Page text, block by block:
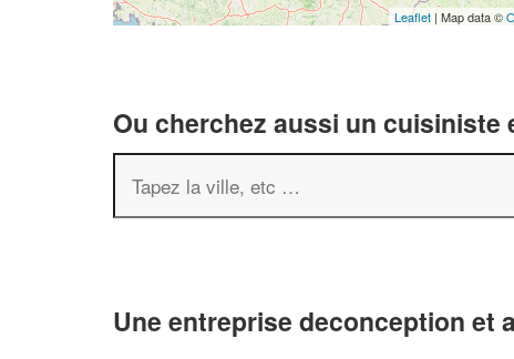
Leaflet | Map data ©
Ou cherchez aussi un
Une entreprise deconception et